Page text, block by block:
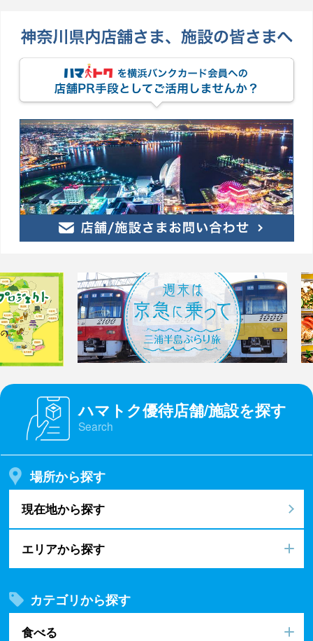
ハマトク優待店舗/施設を探す
Search
場所から探す
現在地から探す
エリアから探す
カテゴリから探す
食べる